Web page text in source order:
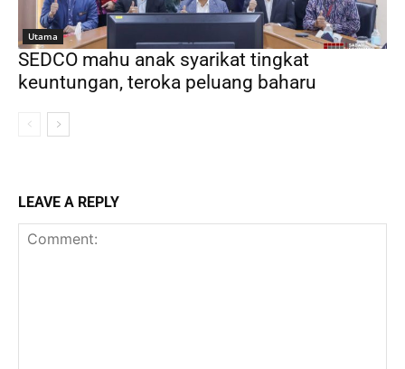
Utama
SEDCO mahu anak syarikat tingkat
keuntungan, teroka peluang baharu
LEAVE A REPLY